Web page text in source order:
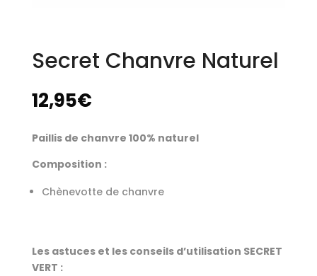
Secret Chanvre Naturel
12,95€
Paillis de chanvre 100% naturel
Composition :
Chènevotte de chanvre
Les astuces et les conseils d’utilisation SECRET
VERT :